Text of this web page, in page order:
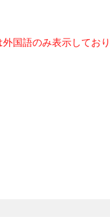
国語のみ表示してお